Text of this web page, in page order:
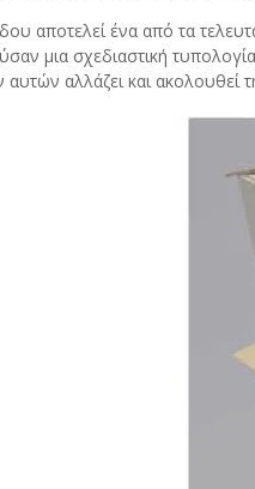
αποτελεί ένα από τα
μια σχεδιαστική
αυτών αλλάζει και ακολουθεί